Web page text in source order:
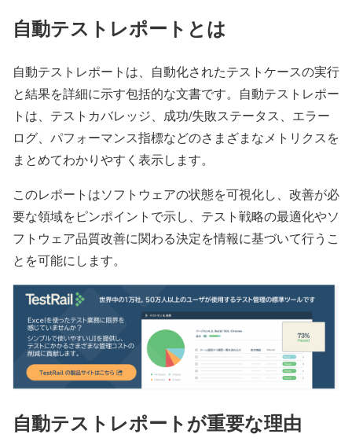
自動テストレポートとは
自動テストレポートは、自動化されたテストケースの実行
と結果を詳細に示す包括的な文書です。自動テストレポー
トは、テストカバレッジ、成功/失敗ステータス、エラー
ログ、パフォーマンス指標などのさまざまなメトリクスを
まとめてわかりやすく表示します。
このレポートはソフトウェアの状態を可視化し、改善が必
要な領域をピンポイントで示し、テスト戦略の最適化やソ
フトウェア品質改善に関わる決定を情報に基づいて行うこ
とを可能にします。
自動テストレポートが重要な理由